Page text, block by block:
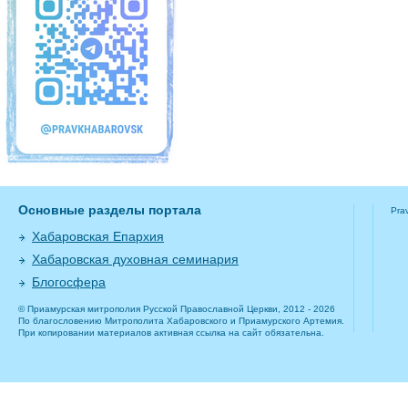
Основные разделы портала
Хабаровская Епархия
Хабаровская духовная семинария
Блогосфера
© Приамурская митрополия Русской Православной Церкви, 2012 - 2026
По благословению Митрополита Хабаровского и Приамурского Артемия.
При копировании материалов активная ссылка на сайт обязательна.